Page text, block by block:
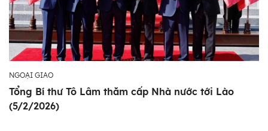
NGOẠI GIAO
Tổng Bí thư Tô Lâm thăm cấp Nhà nước tới Lào
(5/2/2026)